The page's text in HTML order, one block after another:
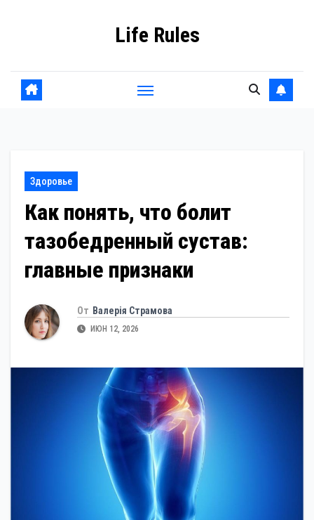
Life Rules
Здоровье
Как понять, что болит
тазобедренный сустав:
главные признаки
От Валерія Страмова
ИЮН 12, 2026